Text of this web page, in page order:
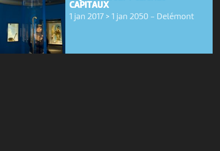
CAPITAUX
1 jan 2017 > 1 jan 2050- Delémont